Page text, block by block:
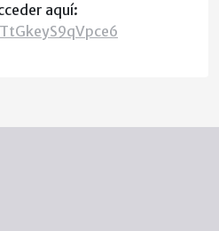
aquí: